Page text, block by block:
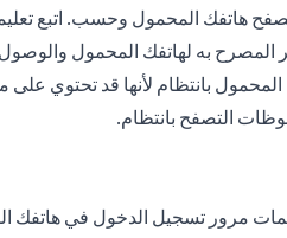
هاتفك المحمول وحسب. اتبع
المصرح به لهاتفك المحمول
المحمول بانتظام لأنها قد
التصفح بانتظام.
مرور تسجيل الدخول في هاتفك